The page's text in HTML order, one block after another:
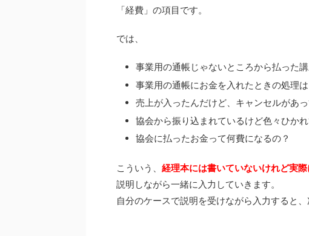
「経費」の項目です。
では、
事業用の通帳じゃないところから払った講
事業用の通帳にお金を入れたときの処理は
売上が入ったんだけど、キャンセルがあ
協会から振り込まれているけど色々ひか
協会に払ったお金って何費になるの？
こういう、 経理本には書いていないけれど実
説明しながら一緒に入力していきます。
自分のケースで説明を受けながら入力すると